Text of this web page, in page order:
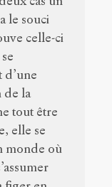
le souci
celle-ci
de la
tout être
elle se
monde où